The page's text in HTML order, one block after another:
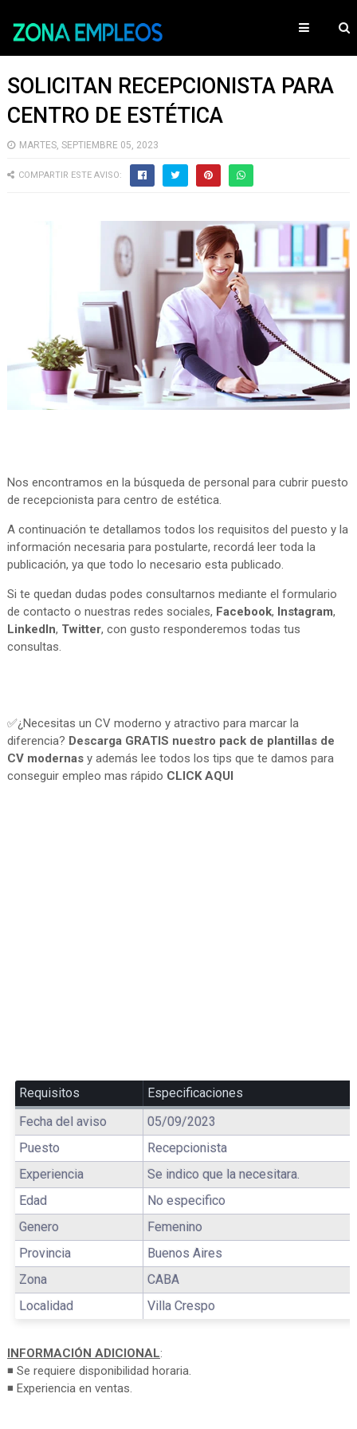
SOLICITAN RECEPCIONISTA PARA
CENTRO DE ESTÉTICA
MARTES, SEPTIEMBRE 05, 2023
COMPARTIR ESTE AVISO:
Nos encontramos en la búsqueda de personal para cubrir puesto
de recepcionista para centro de estética.
A continuación te detallamos todos los requisitos del puesto y la
información necesaria para postularte, recordá leer toda la
publicación, ya que todo lo necesario esta publicado.
Si te quedan dudas podes consultarnos mediante el formulario
de contacto o nuestras redes sociales, Facebook, Instagram,
LinkedIn, Twitter, con gusto responderemos todas tus
consultas.
✅¿Necesitas un CV moderno y atractivo para marcar la
diferencia? Descarga GRATIS nuestro pack de plantillas de
CV modernasy además lee todos los tips que te damos para
conseguir empleo mas rápido CLICK AQUI
Requisitos
Especificaciones
Fecha del aviso
05/09/2023
Puesto
Recepcionista
Experiencia
Se indico que la necesitara.
Edad
No especifico
Genero
Femenino
Provincia
Buenos Aires
Zona
CABA
Localidad
Villa Crespo
INFORMACIÓN ADICIONAL:
◾ Se requiere disponibilidad horaria.
◾ Experiencia en ventas.